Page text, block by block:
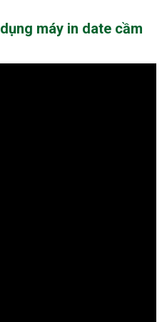
máy in date cầm